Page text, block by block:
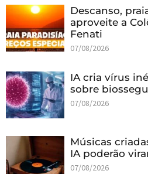
Descanso,
aproveite a
Fenati
07/08/2026
IA cria vírus
sobre
07/08/2026
Músicas
IA poderão
07/08/2026